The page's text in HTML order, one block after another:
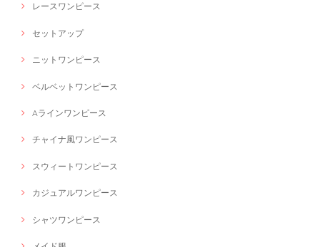
レースワンピース
セットアップ
ニットワンピース
ベルベットワンピース
Aラインワンピース
チャイナ風ワンピース
スウィートワンピース
カジュアルワンピース
シャツワンピース